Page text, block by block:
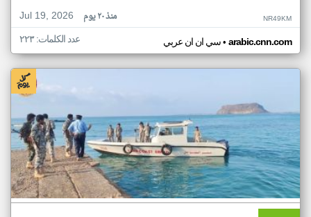
Jul 19, 2026
منذ ٢٠ يوم NR49KM
سي ان ان عربي• arabic.cnn.com عدد الكلمات: ٢٢٣